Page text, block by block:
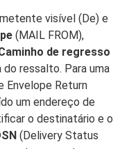
visível (De) e
(MAIL FROM),
de regresso
ressalto. Para uma
Envelope Return
um endereço de
o destinatário e o
(Delivery Status